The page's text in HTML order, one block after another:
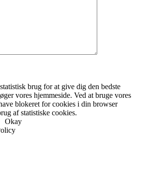
brug for at give dig den bedste
vores hjemmeside. Ved at bruge vores
blokeret for cookies i din browser
af statistiske cookies.
Okay